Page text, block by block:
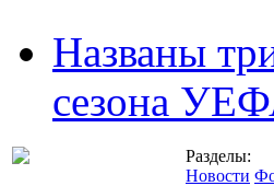
Названы
сезона
Разделы:
Новости